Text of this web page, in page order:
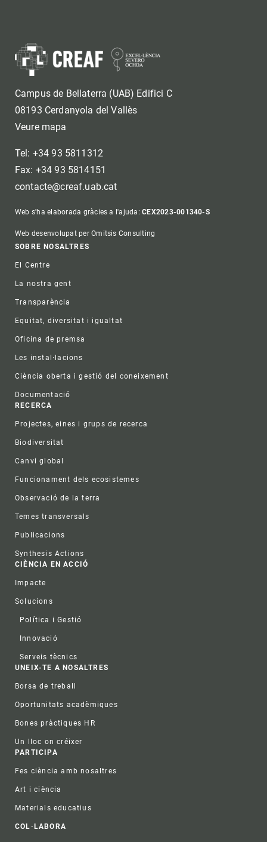
Campus de Bellaterra (UAB) Edifici C
08193 Cerdanyola del Vallès
Veure mapa
Tel: +34 93 5811312
Fax: +34 93 5814151
contacte@creaf.uab.cat
Web s'ha elaborada gràcies a l'ajuda:CEX2023-001340-S
Web desenvolupat per Omitsis Consulting
Footer
SOBRE NOSALTRES
El Centre
La nostra gent
Transparència
Equitat, diversitat i igualtat
Oficina de premsa
Les instal·lacions
Ciència oberta i gestió del coneixement
Documentació
RECERCA
Projectes, eines i grups de recerca
Biodiversitat
Canvi global
Funcionament dels ecosistemes
Observació de la terra
Temes transversals
Publicacions
Synthesis Actions
CIÈNCIA EN ACCIÓ
Impacte
Solucions
Política i Gestió
Innovació
Serveis tècnics
UNEIX-TE A NOSALTRES
Borsa de treball
Oportunitats acadèmiques
Bones pràctiques HR
Un lloc on créixer
PARTICIPA
Fes ciència amb nosaltres
Art i ciència
Materials educatius
COL·LABORA